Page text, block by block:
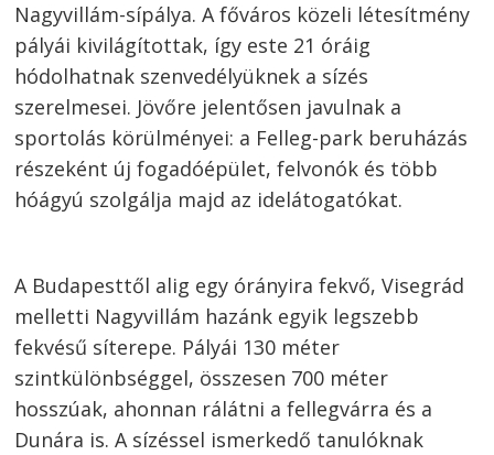
Nagyvillám-sípálya. A főváros közeli létesítmény
pályái kivilágítottak, így este 21 óráig
hódolhatnak szenvedélyüknek a sízés
szerelmesei. Jövőre jelentősen javulnak a
sportolás körülményei: a Felleg-park beruházás
részeként új fogadóépület, felvonók és több
hóágyú szolgálja majd az idelátogatókat.
A Budapesttől alig egy órányira fekvő, Visegrád
melletti Nagyvillám hazánk egyik legszebb
fekvésű síterepe. Pályái 130 méter
szintkülönbséggel, összesen 700 méter
hosszúak, ahonnan rálátni a fellegvárra és a
Dunára is. A sízéssel ismerkedő tanulóknak